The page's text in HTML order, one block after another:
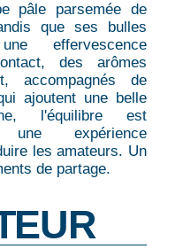
pâle parsemée de
que ses bulles
effervescence
des arômes
accompagnés de
ajoutent une belle
l'équilibre est
une expérience
les amateurs. Un
de partage.